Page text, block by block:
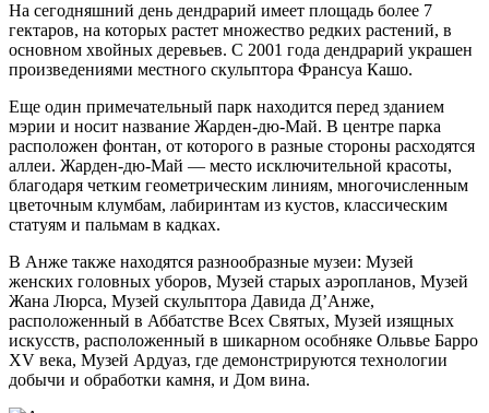
На сегодняшний день дендрарий имеет площадь более 7
гектаров, на которых растет множество редких растений, в
основном хвойных деревьев. С 2001 года дендрарий украшен
произведениями местного скульптора Франсуа Кашо.
Еще один примечательный парк находится перед зданием
мэрии и носит название Жарден-дю-Май. В центре парка
расположен фонтан, от которого в разные стороны расходятся
аллеи. Жарден-дю-Май — место исключительной красоты,
благодаря четким геометрическим линиям, многочисленным
цветочным клумбам, лабиринтам из кустов, классическим
статуям и пальмам в кадках.
В Анже также находятся разнообразные музеи: Музей
женских головных уборов, Музей старых аэропланов, Музей
Жана Люрса, Музей скульптора Давида Д’Анже,
расположенный в Аббатстве Всех Святых, Музей изящных
искусств, расположенный в шикарном особняке Ольвье Барро
XV века, Музей Ардуаз, где демонстрируются технологии
добычи и обработки камня, и Дом вина.